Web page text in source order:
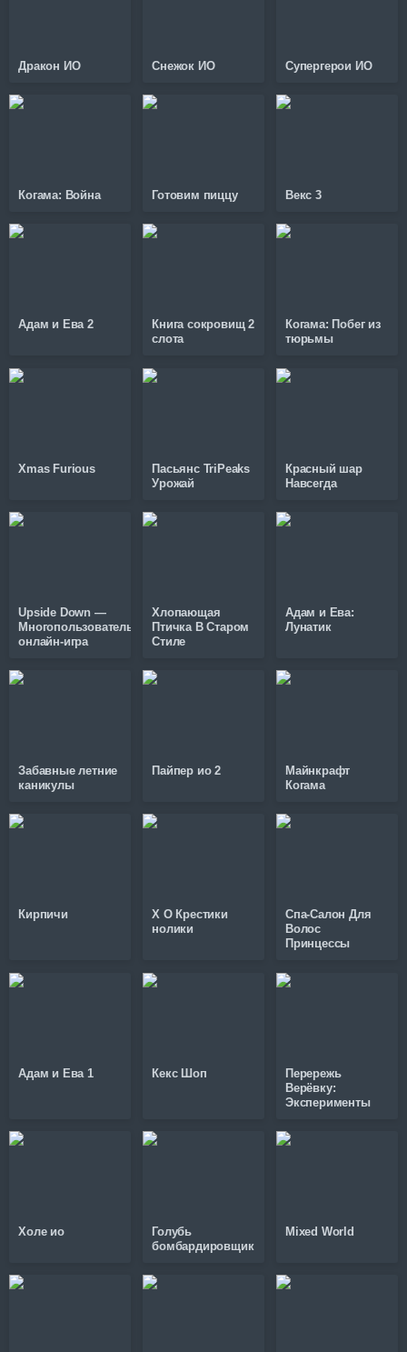
Дракон ИО Снежок ИО Супергерои ИО
Когама: Война Готовим пиццу Векс 3
Адам и Ева 2
Книга сокровищ 2
слота
Когама: Побег из
тюрьмы
Xmas Furious
Пасьянс TriPeaks
Урожай
Красный шар
Навсегда
Upside Down —
Многопользовательская
онлайн-игра
Хлопающая
Птичка В Старом
Стиле
Адам и Ева:
Лунатик
Забавные летние
каникулы
Пайпер ио 2
Майнкрафт
Когама
Кирпичи
X O Крестики
нолики
Спа-Салон Для
Волос
Принцессы
Адам и Ева 1 Кекс Шоп
Перережь
Верёвку:
Эксперименты
Холе ио
Голубь
бомбардировщик
Mixed World